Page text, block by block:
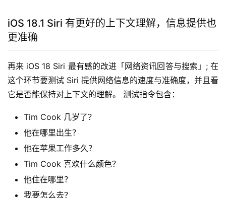
iOS 18.1 Siri 有更好的上下文理解，信息提供也
更准确
再来 iOS 18 Siri 最有感的改进「网络资讯回答与搜索」; 在
这个环节要测试 Siri 提供网络信息的速度与准确度，并且看
它是否能保持对上下文的理解。 测试指令包含：
Tim Cook 几岁了？
他在哪里出生？
他在苹果工作多久？
Tim Cook 喜欢什么颜色？
他住在哪里？
我要怎么去？